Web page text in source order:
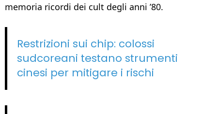
memoria ricordi dei cult degli anni ’80.
Restrizioni sui chip: colossi
sudcoreani testano strumenti
cinesi per mitigare i rischi